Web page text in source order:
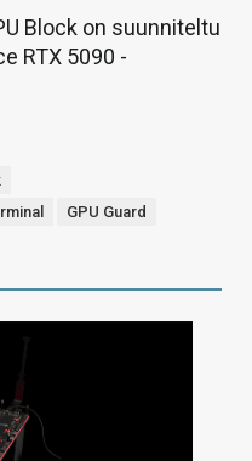
Block on suunniteltu
RTX 5090 -
GPU Guard